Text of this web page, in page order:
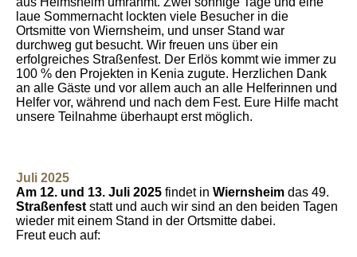
laue Sommernacht lockten viele Besucher in die
Ortsmitte von Wiernsheim, und unser Stand war
durchweg gut besucht. Wir freuen uns über ein
erfolgreiches Straßenfest. Der Erlös kommt wie immer zu
100 % den Projekten in Kenia zugute. Herzlichen Dank
an alle Gäste und vor allem auch an alle Helferinnen und
Helfer vor, während und nach dem Fest. Eure Hilfe macht
unsere Teilnahme überhaupt erst möglich.
Juli 2025
Am 12. und 13. Juli 2025 findet in Wiernsheim das 49.
Straßenfest statt und auch wir sind an den beiden Tagen
wieder mit einem Stand in der Ortsmitte dabei.
Freut euch auf: